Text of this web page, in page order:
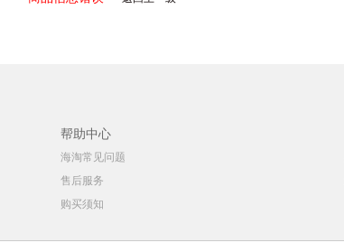
帮助中心
海淘常见问题
售后服务
购买须知